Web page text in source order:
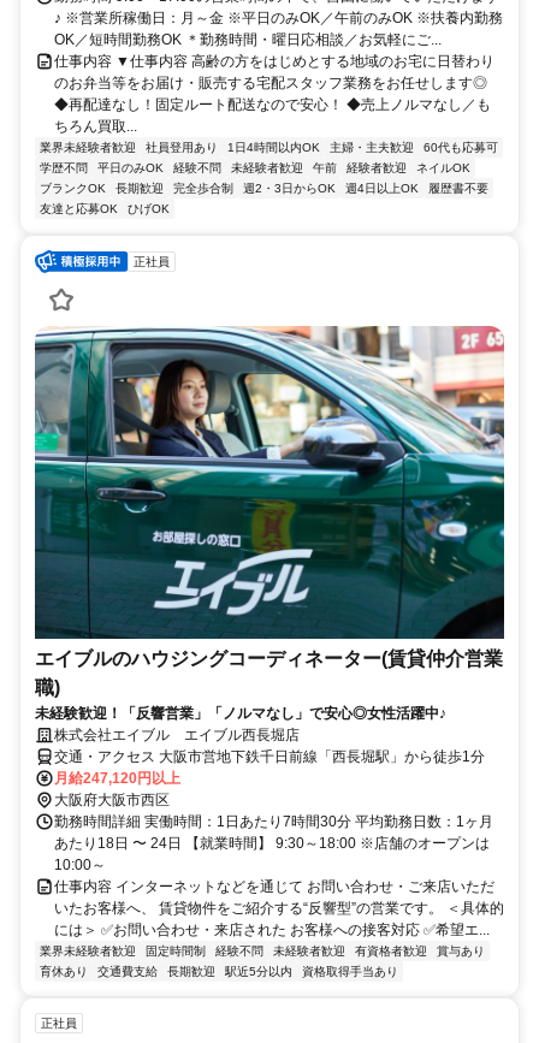
♪ ※営業所稼働日：月～金 ※平日のみOK／午前のみOK ※扶養内勤務
OK／短時間勤務OK ＊勤務時間・曜日応相談／お気軽にご...
仕事内容 ▼仕事内容 高齢の方をはじめとする地域のお宅に日替わり
のお弁当等をお届け・販売する宅配スタッフ業務をお任せします◎
◆再配達なし！固定ルート配送なので安心！ ◆売上ノルマなし／も
ちろん買取...
業界未経験者歓迎 社員登用あり 1日4時間以内OK 主婦・主夫歓迎
60代も応募可
学歴不問
平日のみOK 経験不問 未経験者歓迎 午前 経験者歓迎
ネイルOK
ブランクOK
長期歓迎 完全歩合制 週2・3日からOK 週4日以上OK
履歴書不要
友達と応募OK
ひげOK
正社員
エイブルのハウジングコーディネーター(賃貸仲介営業
職)
未経験歓迎！「反響営業」「ノルマなし」で安心◎女性活躍中♪
株式会社エイブル エイブル西長堀店
交通・アクセス 大阪市営地下鉄千日前線「西長堀駅」から徒歩1分
月給247,120円以上
大阪府大阪市西区
勤務時間詳細 実働時間：1日あたり7時間30分 平均勤務日数：1ヶ月
あたり18日 〜 24日 【就業時間】 9:30～18:00 ※店舗のオープンは
10:00～
仕事内容 インターネットなどを通じて お問い合わせ・ご来店いただ
いたお客様へ、 賃貸物件をご紹介する“反響型”の営業です。 ＜具体的
には＞ ✅お問い合わせ・来店された お客様への接客対応 ✅希望エ...
業界未経験者歓迎 固定時間制 経験不問 未経験者歓迎 有資格者歓迎
賞与あり
育休あり
交通費支給 長期歓迎 駅近5分以内 資格取得手当あり
正社員